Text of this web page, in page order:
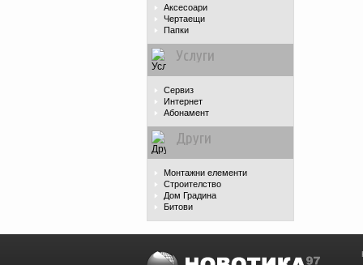
Аксесоари
Чертаещи
Папки
Услуги
Сервиз
Интернет
Абонамент
Други
Монтажни елементи
Строителство
Дом Градина
Битови